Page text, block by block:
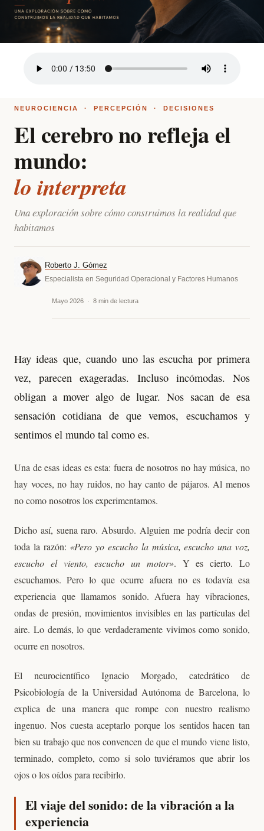
NEUROCIENCIA · PERCEPCIÓN · DECISIONES
El cerebro no refleja el
mundo:
lo interpreta
Una exploración sobre cómo construimos la realidad que
habitamos
Roberto J. Gómez
Especialista en Seguridad Operacional y Factores Humanos
Mayo 2026 · 8 min de lectura
Hay ideas que, cuando uno las escucha por primera
vez, parecen exageradas. Incluso incómodas. Nos
obligan a mover algo de lugar. Nos sacan de esa
sensación cotidiana de que vemos, escuchamos y
sentimos el mundo tal como es.
Una de esas ideas es esta: fuera de nosotros no hay música, no
hay voces, no hay ruidos, no hay canto de pájaros. Al menos
no como nosotros los experimentamos.
Dicho así, suena raro. Absurdo. Alguien me podría decir con
toda la razón: «Pero yo escucho la música, escucho una voz,
escucho el viento, escucho un motor». Y es cierto. Lo
escuchamos. Pero lo que ocurre afuera no es todavía esa
experiencia que llamamos sonido. Afuera hay vibraciones,
ondas de presión, movimientos invisibles en las partículas del
aire. Lo demás, lo que verdaderamente vivimos como sonido,
ocurre en nosotros.
El neurocientífico Ignacio Morgado, catedrático de
Psicobiología de la Universidad Autónoma de Barcelona, lo
explica de una manera que rompe con nuestro realismo
ingenuo. Nos cuesta aceptarlo porque los sentidos hacen tan
bien su trabajo que nos convencen de que el mundo viene listo,
terminado, completo, como si solo tuviéramos que abrir los
ojos o los oídos para recibirlo.
El viaje del sonido: de la vibración a la
experiencia